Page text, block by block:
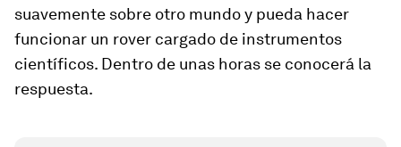
suavemente sobre otro mundo y pueda hacer
funcionar un rover cargado de instrumentos
científicos. Dentro de unas horas se conocerá la
respuesta.